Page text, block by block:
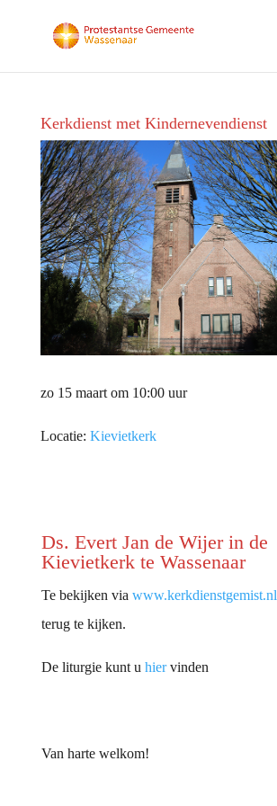
Kerkdienst met Kindernevendienst
zo 15 maart om 10:00 uur
Locatie: Kievietkerk
Ds. Evert Jan de Wijer in de
Kievietkerk te Wassenaar
Te bekijken via www.kerkdienstgemist.nl
terug te kijken.
De liturgie kunt u hiervinden
Van harte welkom!